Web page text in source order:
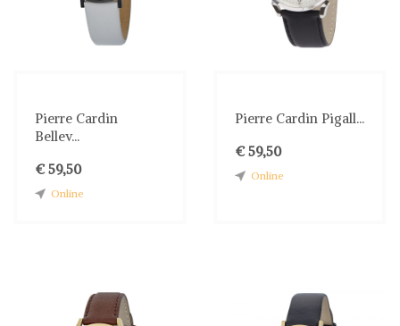
Pierre Cardin
Bellev...
€ 59,50
Online
Pierre Cardin Pigall...
€ 59,50
Online